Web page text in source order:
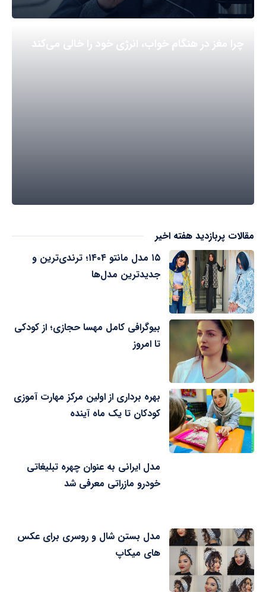
چرا مغز در هنگام خواب، انرژی خود را خالی می‌کند
مقالات پربازدید هفته اخیر
۱۵ مدل مانتو ۱۴۰۴؛ ترندی‌ترین و
جدیدترین مدل‌ها
بیوگرافی کامل مهسا حجازی؛ از کودکی
تا امروز
بهره برداری از اولین مرکز مهارت آموزی
کودکان تا یک ماه آینده
مدل ایرانی به عنوان چهره تبلیغاتی
خودرو مازراتی معرفی شد
مدل بستن شال و روسری برای عکس
های میکاپ